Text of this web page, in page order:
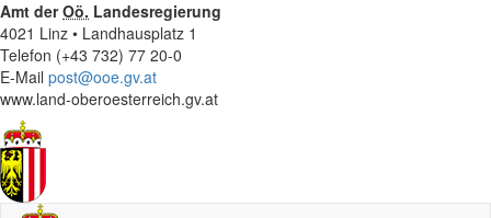
Amt derOö. Landesregierung
4021 Linz • Landhausplatz 1
Telefon (+43 732) 77 20-0
E-Mail post@ooe.gv.at
www.land-oberoesterreich.gv.at